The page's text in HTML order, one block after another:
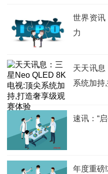
世界资讯
力
天天讯息
系统加持
速讯：“
年度重磅